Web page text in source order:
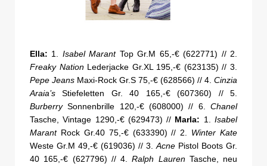
Ella: 1. Isabel MarantTop Gr.M 65,-€ (622771) // 2.
Freaky NationLederjacke Gr.XL 195,-€ (623135) // 3.
Pepe Jeans Maxi-Rock Gr.S 75,-€ (628566) // 4. Cinzia
Araia’s Stiefeletten Gr. 40 165,-€ (607360) // 5.
BurberrySonnenbrille 120,-€ (608000) // 6. Chanel
Tasche, Vintage 1290,-€ (629473) // Marla: 1.Isabel
MarantRock Gr.40 75,-€ (633390) // 2. Winter Kate
Weste Gr.M 49,-€ (619036) // 3. Acne Pistol Boots Gr.
40 165,-€ (627796) // 4.Ralph LaurenTasche, neu